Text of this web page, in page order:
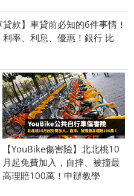
貸款】車貸前必知的6件事情！
利率、利息、優惠！銀行 比
【YouBike傷害險】北北桃10
月起免費加入，自摔、被撞最
高理賠100萬！申辦教學